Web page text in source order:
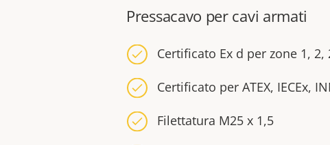
Pressacavo per cavi armati
Certificato Ex d per zone 1, 2,
Certificato per ATEX, IECEx,
Filettatura M25 x 1,5